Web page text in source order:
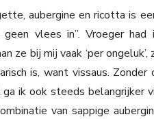
aubergine en ricotta is
vlees in”. Vroeger
ze bij mij vaak ‘per
is, want vissaus.
ik ook steeds belangrijker
van sappige